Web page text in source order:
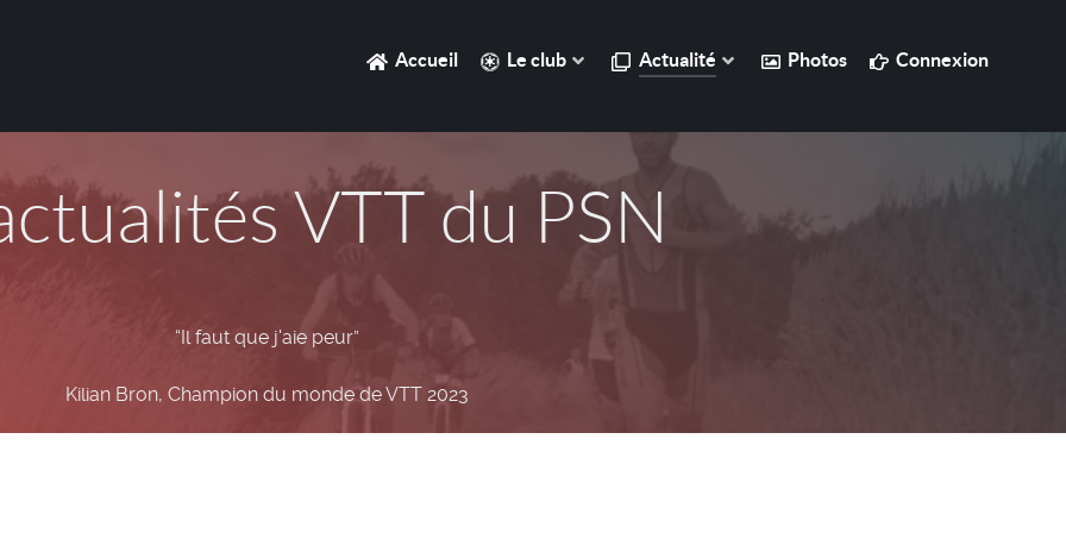
Accueil Le club Actualité Photos Connexion
VTT du PSN
“Il faut que j'aie peur”
Kilian Bron, Champion du monde de VTT 2023